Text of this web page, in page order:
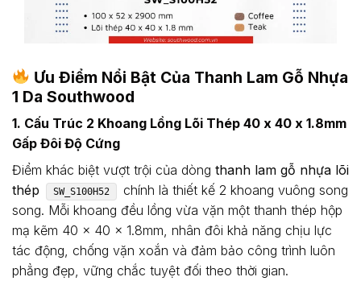
Ưu Điểm Nổi Bật Của Thanh Lam Gỗ Nhựa
1 Da Southwood
1. Cấu Trúc 2 Khoang Lồng Lõi Thép 40 x 40 x 1.8mm
Gấp Đôi Độ Cứng
Điểm khác biệt vượt trội của dòng thanh lam gỗ nhựa lõi
thép
SW_S100H52
chính là thiết kế 2 khoang vuông song
song. Mỗi khoang đều lồng vừa vặn một thanh thép hộp
mạ kẽm 40 x 40 x 1.8mm, nhân đôi khả năng chịu lực
tác động, chống vặn xoắn và đảm bảo công trình luôn
phẳng đẹp, vững chắc tuyệt đối theo thời gian.